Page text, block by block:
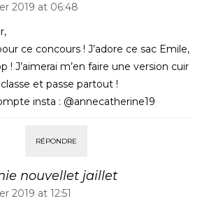
2019 at 06:48
ce concours ! J’adore ce sac Emile,
! J’aimerai m’en faire une version cuir
et passe partout !
insta : @annecatherine19
RÉPONDRE
nouvellet jaillet
2019 at 12:51